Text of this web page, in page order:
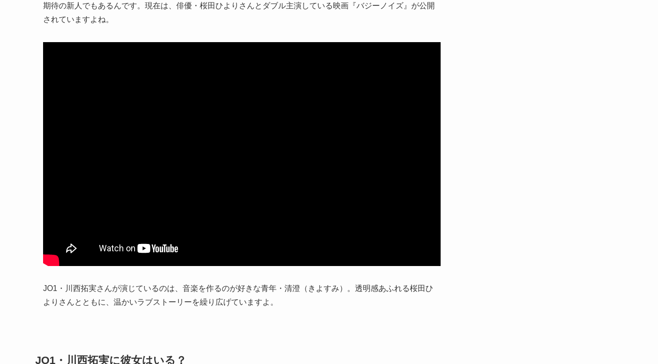
期待の新人でもあるんです。現在は、俳優・桜田ひよりさんとダブル主演している映画『バジーノイズ』が公開
されていますよね。
JO1・川西拓実さんが演じているのは、音楽を作るのが好きな青年・清澄（きよすみ）。透明感あふれる桜田ひ
よりさんとともに、温かいラブストーリーを繰り広げていますよ。
JO1・川西拓実に彼女はいる？